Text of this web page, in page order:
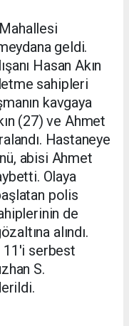
geldi.
Hasan Akın
sahipleri
kavgaya
(27) ve Ahmet
Hastaneye
abisi Ahmet
Olaya
polis
de
alındı.
11'i serbest
S.